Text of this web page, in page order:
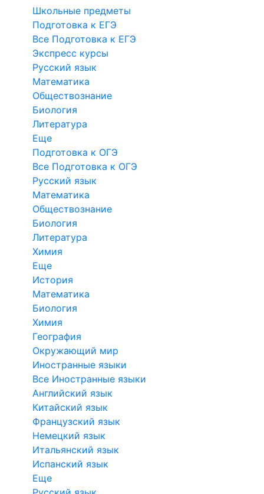
Школьные предметы
Подготовка к ЕГЭ
Все Подготовка к ЕГЭ
Экспресс курсы
Русский язык
Математика
Обществознание
Биология
Литература
Еще
Подготовка к ОГЭ
Все Подготовка к ОГЭ
Русский язык
Математика
Обществознание
Биология
Литература
Химия
Еще
История
Математика
Биология
Химия
География
Окружающий мир
Иностранные языки
Все Иностранные языки
Английский язык
Китайский язык
Французский язык
Немецкий язык
Итальянский язык
Испанский язык
Еще